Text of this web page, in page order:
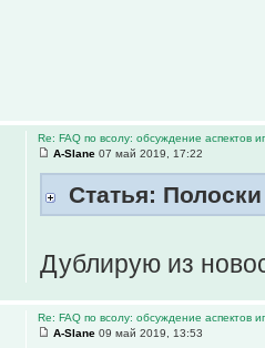
Re: FAQ по всолу: обсуждение аспектов
A-Slane 07 май 2019, 17:22
Статья:
Дублирую из
Re: FAQ по всолу: обсуждение аспектов
A-Slane 09 май 2019, 13:53